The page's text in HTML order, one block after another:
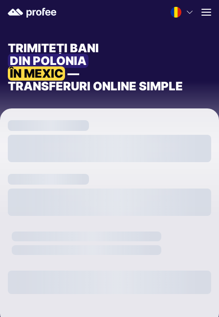
TRIMITEȚI BANI
DIN POLONIA
ÎN MEXIC —
TRANSFERURI ONLINE SIMPLE